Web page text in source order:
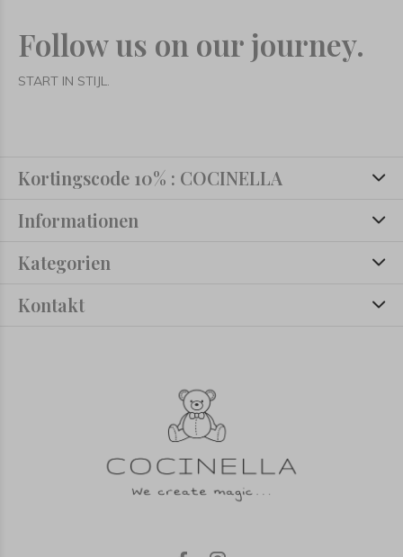
Follow us on our journey.
START IN STIJL.
Kortingscode 10% : COCINELLA
Informationen
Kategorien
Kontakt